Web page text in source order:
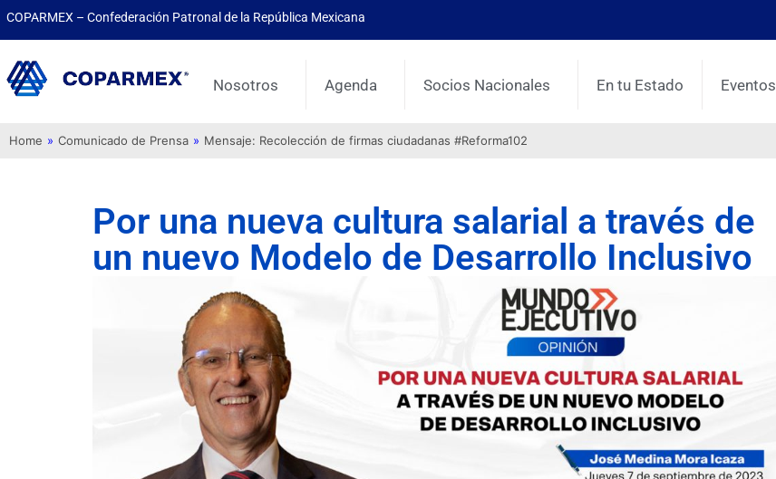
COPARMEX – Confederación Patronal de la República Mexicana
Nosotros Agenda Socios Nacionales En tu Estado Eventos
Home » Comunicado de Prensa » Mensaje: Recolección de firmas ciudadanas #Reforma102
Por una nueva cultura salarial a través de
un nuevo Modelo de Desarrollo Inclusivo